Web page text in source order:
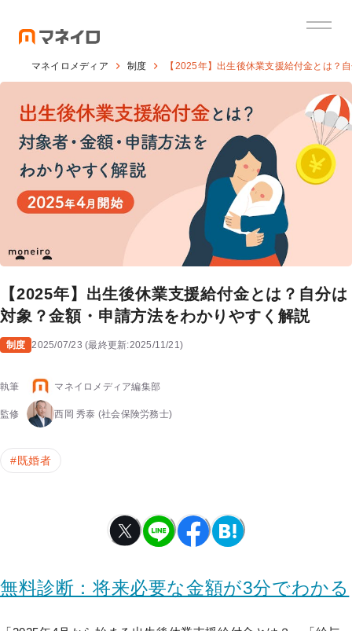
マネイロメディア 制度 【2025年】出生後休業支援給付金とは？
【2025年】出生後休業支援給付金とは？自分は
対象？金額・申請方法をわかりやすく解説
制度 2025/07/23 (最終更新:2025/11/21)
執筆 マネイロメディア編集部
監修 西岡 秀泰 (社会保険労務士)
#既婚者
無料診断：将来必要な金額が3分でわかる